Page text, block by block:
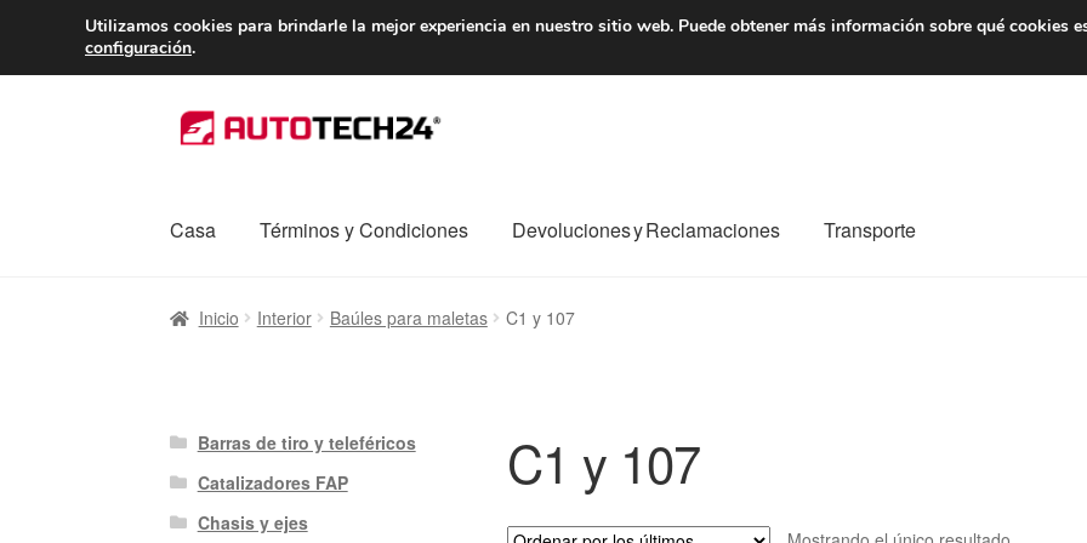
ENTREGA desde 7 EUR De lunes a viernes
Ir
a
Ir
al
Casa Términos y Condiciones Devoluciones y Reclamaciones Transporte
InicioCaja registradora Carro Contacto Envío al mundo entero
Inicio Interior Baúles para maletas C1 y 107
C1 y 107
Barras de tiro y teleféricos
Catalizadores FAP
Chasis y ejes
Utilizamos cookies para brindarle la mejor experiencia en nuestro sitio web. Puede obtener más información sobre qué cookies
configuración.